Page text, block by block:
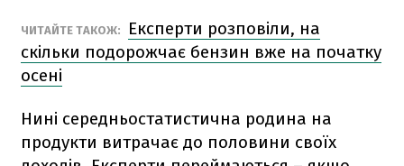
ЧИТАЙТЕ ТАКОЖ:
Експерти розповіли, на
скільки подорожчає бензин вже на початку
осені
Нині середньостатистична родина на
продукти витрачає до половини своїх